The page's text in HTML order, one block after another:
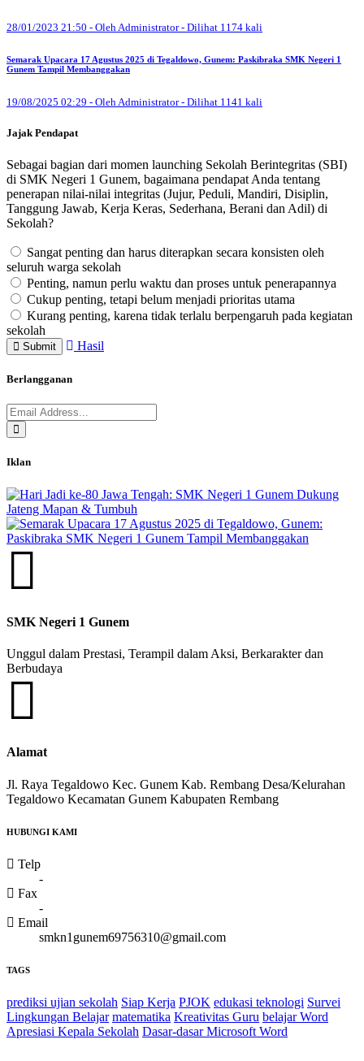
28/01/2023 21:50 - Oleh Administrator - Dilihat 1174 kali
Semarak Upacara 17 Agustus 2025 di Tegaldowo, Gunem: Paskibraka SMK Negeri 1
Gunem Tampil Membanggakan
19/08/2025 02:29 - Oleh Administrator - Dilihat 1141 kali
Jajak Pendapat
Sebagai bagian dari momen launching Sekolah Berintegritas (SBI)
di SMK Negeri 1 Gunem, bagaimana pendapat Anda tentang
penerapan nilai-nilai integritas (Jujur, Peduli, Mandiri, Disiplin,
Tanggung Jawab, Kerja Keras, Sederhana, Berani dan Adil) di
Sekolah?
Sangat penting dan harus diterapkan secara konsisten oleh
seluruh warga sekolah
Penting, namun perlu waktu dan proses untuk penerapannya
Cukup penting, tetapi belum menjadi prioritas utama
Kurang penting, karena tidak terlalu berpengaruh pada kegiatan
sekolah
Submit Hasil
Berlangganan
Iklan
SMK Negeri 1 Gunem
Unggul dalam Prestasi, Terampil dalam Aksi, Berkarakter dan
Berbudaya
Alamat
Jl. Raya Tegaldowo Kec. Gunem Kab. Rembang Desa/Kelurahan
Tegaldowo Kecamatan Gunem Kabupaten Rembang
HUBUNGI KAMI
Telp
-
Fax
-
Email
smkn1gunem69756310@gmail.com
TAGS
prediksi ujian sekolah Siap Kerja PJOK edukasi teknologi Survei
Lingkungan Belajar matematika Kreativitas Guru belajar Word
Apresiasi Kepala Sekolah Dasar-dasar Microsoft Word